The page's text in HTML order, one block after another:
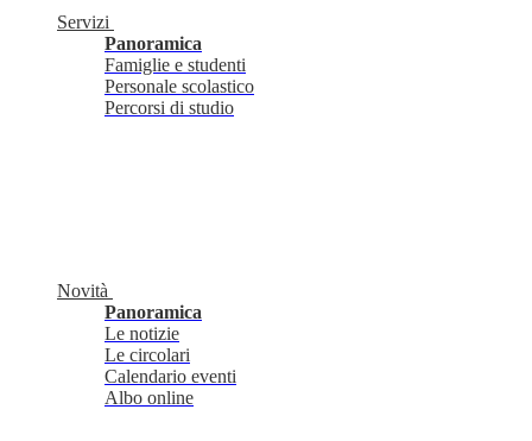
Servizi
Panoramica
Famiglie e studenti
Personale scolastico
Percorsi di studio
Novità
Panoramica
Le notizie
Le circolari
Calendario eventi
Albo online